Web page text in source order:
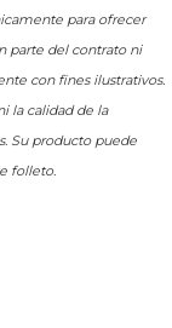
para ofrecer
parte del contrato ni
con fines ilustrativos.
la calidad de la
Su producto puede
folleto.